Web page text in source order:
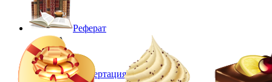
Реферат
Диссертация